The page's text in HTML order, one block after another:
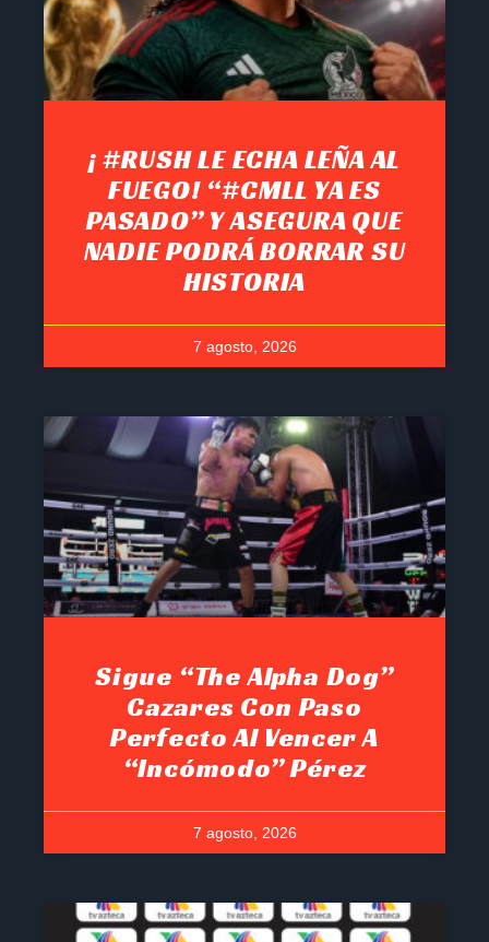
¡ #RUSH LE ECHA LEÑA AL
FUEGO! “#CMLL YA ES
PASADO” Y ASEGURA QUE
NADIE PODRÁ BORRAR SU
HISTORIA
7 agosto, 2026
Sigue “The Alpha Dog”
Cazares Con Paso
Perfecto Al Vencer A
“Incómodo” Pérez
7 agosto, 2026